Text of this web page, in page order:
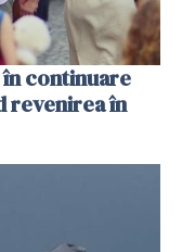
continuare
revenirea în